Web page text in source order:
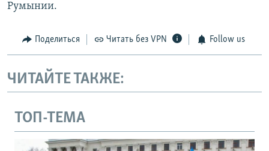
Румынии.
Поделиться Читать без VPN Follow us
ЧИТАЙТЕ ТАКЖЕ:
ТОП-ТЕМА